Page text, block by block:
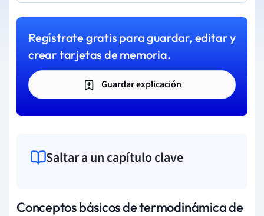
Regístrate gratis para guardar, editar y
crear tarjetas de memoria.
Guardar explicación
Saltar a un capítulo clave
Conceptos básicos de termodinámica de